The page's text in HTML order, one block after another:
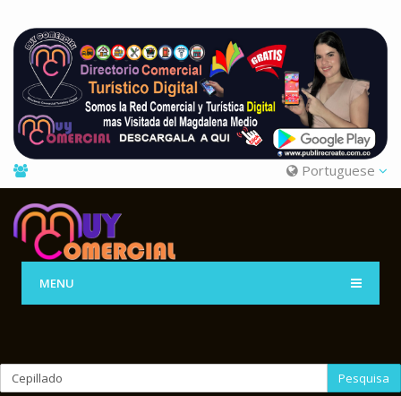
Portuguese
MENU
Pesquisa